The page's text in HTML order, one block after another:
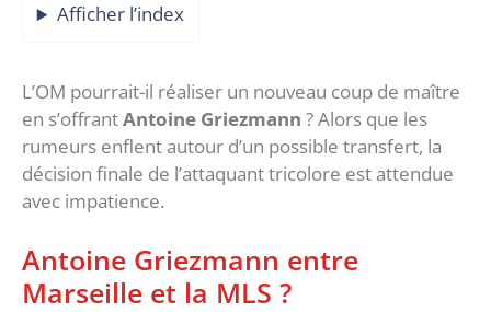
Afficher l’index
L’OM pourrait-il réaliser un nouveau coup de maître
en s’offrantAntoine Griezmann ? Alors que les
rumeurs enflent autour d’un possible transfert, la
décision finale de l’attaquant tricolore est attendue
avec impatience.
Antoine Griezmann entre
Marseille et la MLS ?